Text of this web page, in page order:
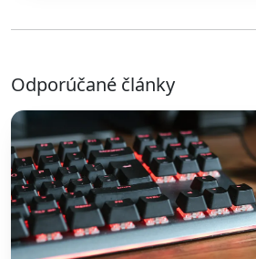
Odporúčané články